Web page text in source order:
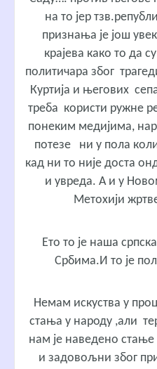
на то јер
признања је још
крајева како то да
политичара због
Куртија и његових
треба користи ружне
понеким медијима,
потезе ни у пола
кад ни то није доста
и увреда. А и у
Метохији
Ето то је наша
Србима.И то је
Немам искуства у
стања у народу ,али
нам је наведено
и задовољни због